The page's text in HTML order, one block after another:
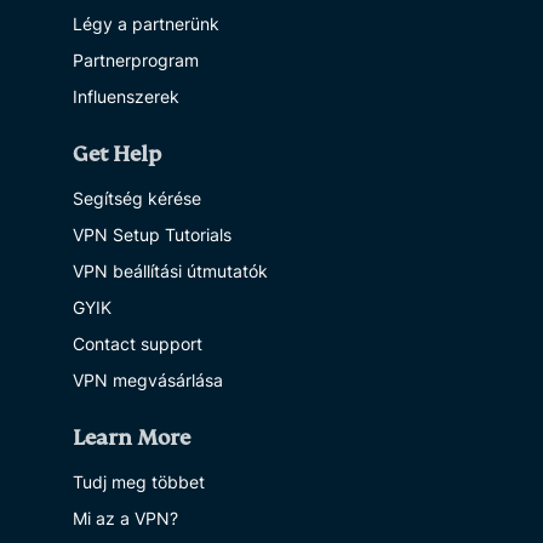
Légy a partnerünk
Partnerprogram
Influenszerek
Get Help
Segítség kérése
VPN Setup Tutorials
VPN beállítási útmutatók
GYIK
Contact support
VPN megvásárlása
Learn More
Tudj meg többet
Mi az a VPN?